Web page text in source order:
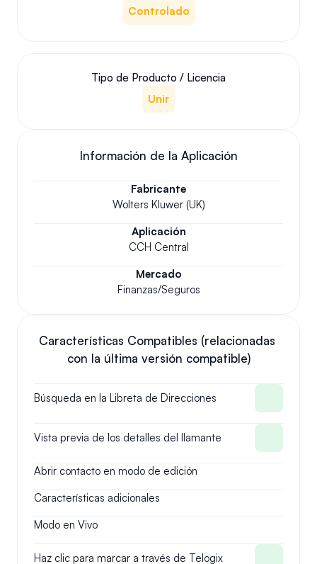
Controlado
Tipo de Producto / Licencia
Unir
Información de la Aplicación
Fabricante
Wolters Kluwer (UK)
Aplicación
CCH Central
Mercado
Finanzas/Seguros
Características Compatibles (relacionadas
con la última versión compatible)
Búsqueda en la Libreta de Direcciones
Vista previa de los detalles del llamante
Abrir contacto en modo de edición
Características adicionales
Modo en Vivo
Haz clic para marcar a través de Telogix